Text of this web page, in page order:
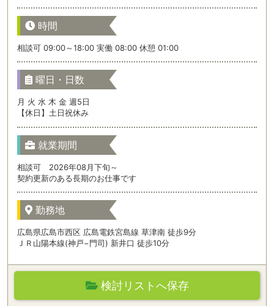
時間
相談可 09:00～18:00 実働 08:00 休憩 01:00
曜日・日数
月 火 水 木 金 週5日
【休日】土日祝休み
就業期間
相談可 2026年08月下旬～
契約更新のある長期のお仕事です
勤務地
広島県広島市西区 広島電鉄宮島線 草津南 徒歩9分
ＪＲ山陽本線(神戸−門司) 新井口 徒歩10分
検討リストへ保存